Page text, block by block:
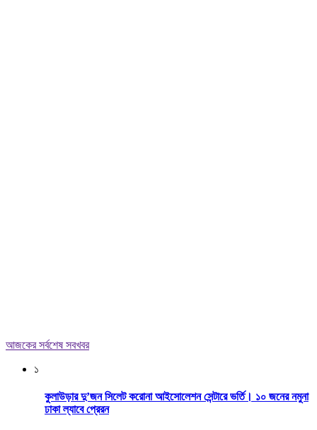
আজকের সর্বশেষ সবখবর
১
কুলাউড়ার দু’জন সিলেট করোনা আইসোলেশন সেন্টারে ভর্তি। ১০ জনের নমুনা
ঢাকা ল্যাবে প্রেরন